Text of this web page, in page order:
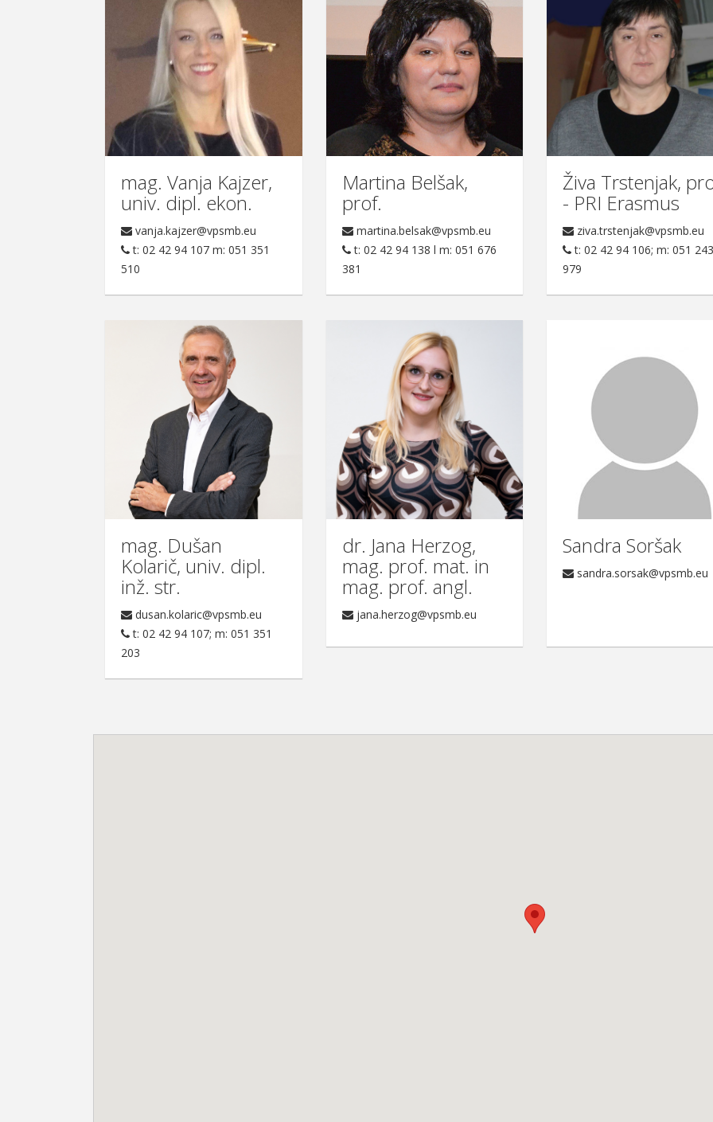
mag. Vanja Kajzer,
univ. dipl. ekon.
vanja.kajzer@vpsmb.eu
t: 02 42 94 107 m: 051 351
510
Martina Belšak,
prof.
martina.belsak@vpsmb.eu
t: 02 42 94 138 l m: 051 676
381
Živa Trstenjak,
- PRI Erasmus
ziva.trstenjak@vpsmb.eu
t: 02 42 94 106; m: 051 243
979
mag. Dušan
Kolarič, univ. dipl.
inž. str.
dusan.kolaric@vpsmb.eu
t: 02 42 94 107; m: 051 351
203
dr. Jana Herzog,
mag. prof. mat. in
mag. prof. angl.
jana.herzog@vpsmb.eu
Sandra Soršak
sandra.sorsak@vpsmb.eu